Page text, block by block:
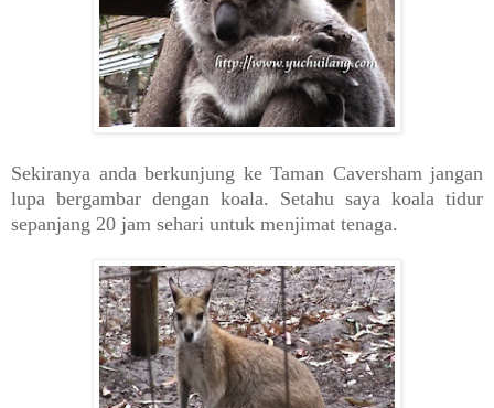
Sekiranya anda berkunjung ke Taman Caversham jangan
lupa bergambar dengan koala. Setahu saya koala tidur
sepanjang 20 jam sehari untuk menjimat tenaga.